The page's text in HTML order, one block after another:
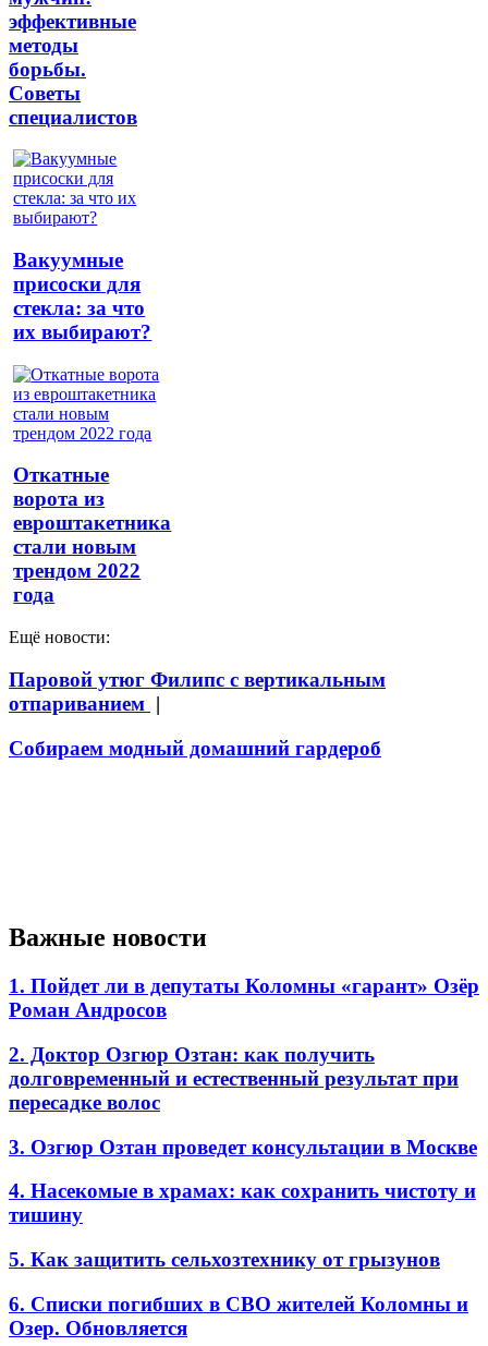
эффективные
методы
борьбы.
Советы
специалистов
Вакуумные
присоски для
стекла: за что
их выбирают?
Откатные
ворота из
евроштакетника
стали новым
трендом 2022
года
Ещё новости:
Паровой утюг Филипс с вертикальным
отпариванием |
Собираем модный домашний гардероб
Важные новости
1. Пойдет ли в депутаты Коломны «гарант» Озёр
Роман Андросов
2. Доктор Озгюр Озтан: как получить
долговременный и естественный результат при
пересадке волос
3. Озгюр Озтан проведет консультации в Москве
4. Насекомые в храмах: как сохранить чистоту и
тишину
5. Как защитить сельхозтехнику от грызунов
6. Списки погибших в СВО жителей Коломны и
Озер. Обновляется